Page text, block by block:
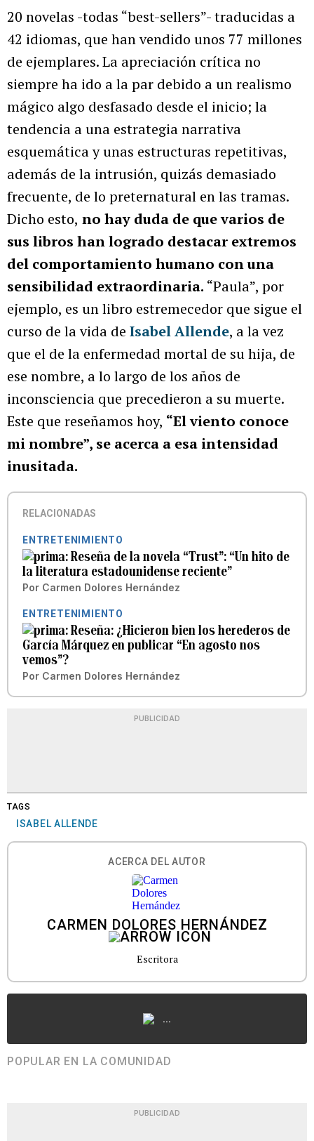
20 novelas -todas “best-sellers”- traducidas a
42 idiomas, que han vendido unos 77 millones
de ejemplares. La apreciación crítica no
siempre ha ido a la par debido a un realismo
mágico algo desfasado desde el inicio; la
tendencia a una estrategia narrativa
esquemática y unas estructuras repetitivas,
además de la intrusión, quizás demasiado
frecuente, de lo preternatural en las tramas.
Dicho esto, no hay duda de que varios de
sus libros han logrado destacar extremos
del comportamiento humano con una
sensibilidad extraordinaria. “Paula”, por
ejemplo, es un libro estremecedor que sigue el
curso de la vida de Isabel Allende, a la vez
que el de la enfermedad mortal de su hija, de
ese nombre, a lo largo de los años de
inconsciencia que precedieron a su muerte.
Este que reseñamos hoy, “El viento conoce
mi nombre”, se acerca a esa intensidad
inusitada.
RELACIONADAS
ENTRETENIMIENTO
Reseña de la novela “Trust”: “Un hito de
la literatura estadounidense reciente”
Por Carmen Dolores Hernández
ENTRETENIMIENTO
Reseña: ¿Hicieron bien los herederos de
García Márquez en publicar “En agosto nos
vemos”?
Por Carmen Dolores Hernández
PUBLICIDAD
TAGS
ISABEL ALLENDE
ACERCA DEL AUTOR
CARMEN DOLORES HERNÁNDEZ
Escritora
...
POPULAR EN LA COMUNIDAD
PUBLICIDAD